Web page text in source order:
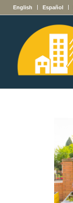
English Español